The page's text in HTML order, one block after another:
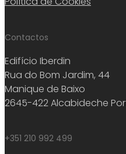
Contactos
Edifício Iberdin
Rua do Bom Jardim, 44
Manique de Baixo
2645-422 Alcabideche
+351 210 992 499